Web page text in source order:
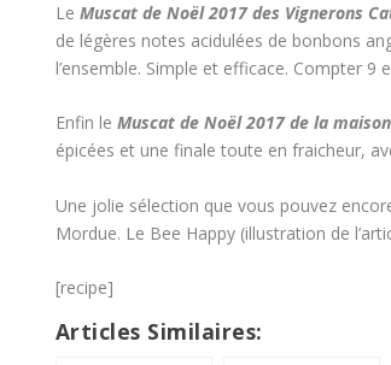
Le Muscat de Noël 2017 des Vignerons
de légères notes acidulées de bonbons
l’ensemble. Simple et efficace. Compter
Enfin le Muscat de Noël 2017 de la maison
épicées et une finale toute en fraicheur,
Une jolie sélection que vous pouvez
Mordue. Le Bee Happy (illustration de
[recipe]
Articles Similaires: